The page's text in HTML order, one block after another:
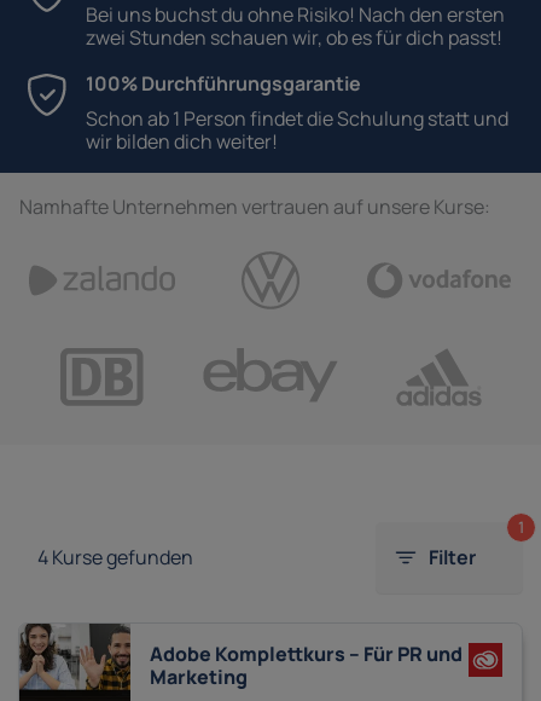
Bei uns buchst du ohne Risiko! Nach den ersten
zwei Stunden schauen wir, ob es für dich passt!
100% Durchführungsgarantie
Schon ab 1 Person findet die Schulung statt und
wir bilden dich weiter!
Namhafte Unternehmen vertrauen auf unsere Kurse:
4Kurse gefunden Filter
1
Adobe Komplettkurs – Für PR und
Marketing